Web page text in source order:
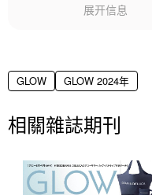
展开信息
GLOW GLOW 2024年
相關雜誌期刊